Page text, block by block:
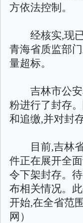
方依法控制。
经核实,现已
青海省质监部
量超标。
吉林市公安
粉进行了封存
和追缴,并对封
目前,吉林省
件正在展开全
令下架封存。
布相关情况。
开始,在全省范
网）